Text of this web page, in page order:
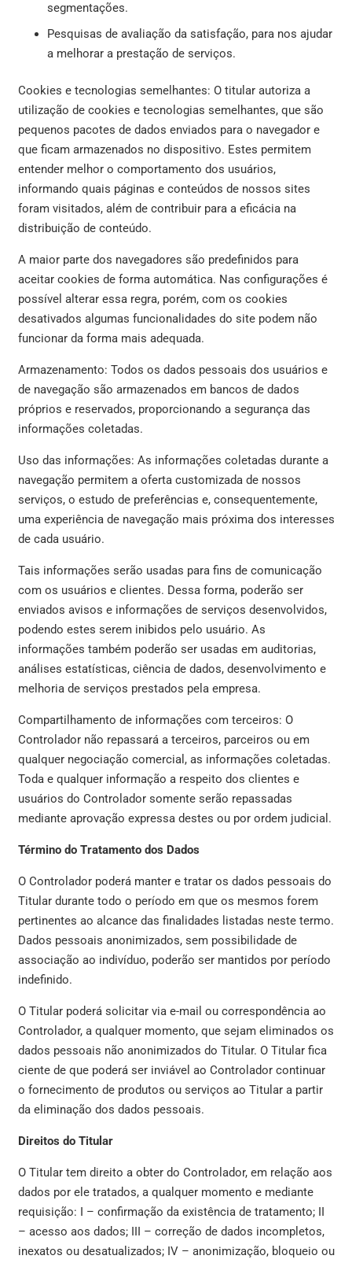
segmentações.
Pesquisas de avaliação da satisfação, para nos ajudar
a melhorar a prestação de serviços.
Cookies e tecnologias semelhantes: O titular autoriza a
utilização de cookies e tecnologias semelhantes, que são
pequenos pacotes de dados enviados para o navegador e
que ficam armazenados no dispositivo. Estes permitem
entender melhor o comportamento dos usuários,
informando quais páginas e conteúdos de nossos sites
foram visitados, além de contribuir para a eficácia na
distribuição de conteúdo.
A maior parte dos navegadores são predefinidos para
aceitar cookies de forma automática. Nas configurações é
possível alterar essa regra, porém, com os cookies
desativados algumas funcionalidades do site podem não
funcionar da forma mais adequada.
Armazenamento: Todos os dados pessoais dos usuários e
de navegação são armazenados em bancos de dados
próprios e reservados, proporcionando a segurança das
informações coletadas.
Uso das informações: As informações coletadas durante a
navegação permitem a oferta customizada de nossos
serviços, o estudo de preferências e, consequentemente,
uma experiência de navegação mais próxima dos interesses
de cada usuário.
Tais informações serão usadas para fins de comunicação
com os usuários e clientes. Dessa forma, poderão ser
enviados avisos e informações de serviços desenvolvidos,
podendo estes serem inibidos pelo usuário. As
informações também poderão ser usadas em auditorias,
análises estatísticas, ciência de dados, desenvolvimento e
melhoria de serviços prestados pela empresa.
Compartilhamento de informações com terceiros: O
Controlador não repassará a terceiros, parceiros ou em
qualquer negociação comercial, as informações coletadas.
Toda e qualquer informação a respeito dos clientes e
usuários do Controlador somente serão repassadas
mediante aprovação expressa destes ou por ordem judicial.
Término do Tratamento dos Dados
O Controlador poderá manter e tratar os dados pessoais do
Titular durante todo o período em que os mesmos forem
pertinentes ao alcance das finalidades listadas neste termo.
Dados pessoais anonimizados, sem possibilidade de
associação ao indivíduo, poderão ser mantidos por período
indefinido.
O Titular poderá solicitar via e-mail ou correspondência ao
Controlador, a qualquer momento, que sejam eliminados os
dados pessoais não anonimizados do Titular. O Titular fica
ciente de que poderá ser inviável ao Controlador continuar
o fornecimento de produtos ou serviços ao Titular a partir
da eliminação dos dados pessoais.
Direitos do Titular
O Titular tem direito a obter do Controlador, em relação aos
dados por ele tratados, a qualquer momento e mediante
requisição: I – confirmação da existência de tratamento; II
– acesso aos dados; III – correção de dados incompletos,
inexatos ou desatualizados; IV – anonimização, bloqueio ou